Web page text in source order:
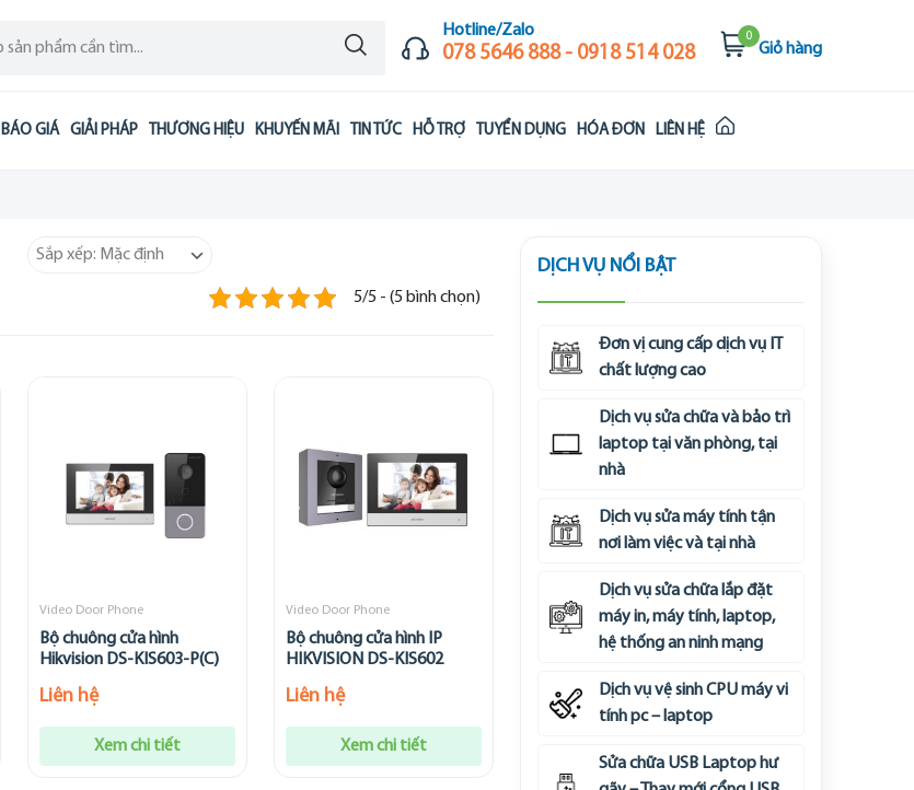
Hotline/Zalo
078 5646 888 - 0918 514 028
0
Giỏ hàng
BÁO GIÁ GIẢI PHÁP THƯƠNG HIỆU KHUYẾN MÃI TIN TỨC HỖ TRỢ TUYỂN DỤNG HÓA ĐƠN LIÊN HỆ
5/5 - (5 bình chọn)
Video Door Phone
Bộ chuông cửa hình
Hikvision DS-KIS603-P(C)
Liên hệ
Xem chi tiết
Video Door Phone
Bộ chuông cửa hình IP
HIKVISION DS-KIS602
Liên hệ
Xem chi tiết
DỊCH VỤ NỔI BẬT
Đơn vị cung cấp dịch vụ IT
chất lượng cao
Dịch vụ sửa chữa và bảo trì
laptop tại văn phòng, tại
nhà
Dịch vụ sửa máy tính tận
nơi làm việc và tại nhà
Dịch vụ sửa chữa lắp đặt
máy in, máy tính, laptop,
hệ thống an ninh mạng
Dịch vụ vệ sinh CPU máy vi
tính pc – laptop
Sửa chữa USB Laptop hư